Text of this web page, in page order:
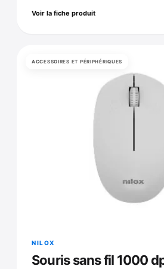
Voir la fiche produit
ACCESSOIRES ET PÉRIPHÉRIQUES
NILOX
Souris sans fil 1000